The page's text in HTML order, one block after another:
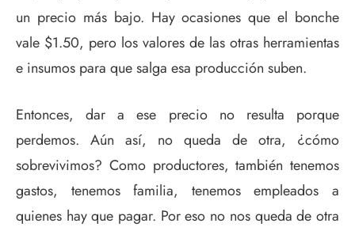
un precio más bajo. Hay ocasiones que el bonche
vale $1.50, pero los valores de las otras herramientas
e insumos para que salga esa producción suben.
Entonces, dar a ese precio no resulta porque
perdemos. Aún así, no queda de otra, ¿cómo
sobrevivimos? Como productores, también tenemos
gastos, tenemos familia, tenemos empleados a
quienes hay que pagar. Por eso no nos queda de otra